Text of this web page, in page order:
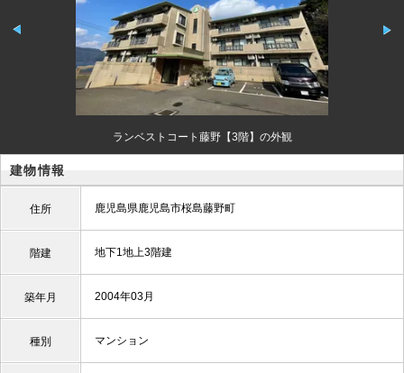
ランベストコート藤野【3階】の外観
建物情報
住所 鹿児島県鹿児島市桜島藤野町
階建 地下1地上3階建
築年月 2004年03月
種別 マンション